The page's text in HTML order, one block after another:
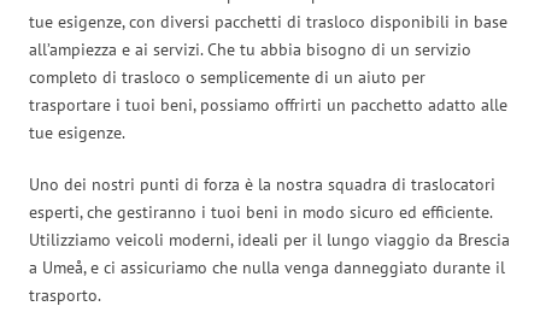
tue esigenze, con diversi pacchetti di trasloco disponibili in base
all’ampiezza e ai servizi. Che tu abbia bisogno di un servizio
completo di trasloco o semplicemente di un aiuto per
trasportare i tuoi beni, possiamo offrirti un pacchetto adatto alle
tue esigenze.
Uno dei nostri punti di forza è la nostra squadra di traslocatori
esperti, che gestiranno i tuoi beni in modo sicuro ed efficiente.
Utilizziamo veicoli moderni, ideali per il lungo viaggio da Brescia
a Umeå, e ci assicuriamo che nulla venga danneggiato durante il
trasporto.